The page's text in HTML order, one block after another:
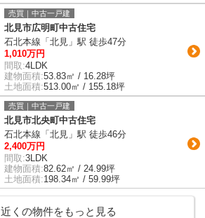
売買｜中古一戸建
北見市広明町中古住宅
石北本線「北見」駅 徒歩47分
1,010万円
間取:4LDK
建物面積:53.83㎡ / 16.28坪
土地面積:513.00㎡ / 155.18坪
売買｜中古一戸建
北見市北央町中古住宅
石北本線「北見」駅 徒歩46分
2,400万円
間取:3LDK
建物面積:82.62㎡ / 24.99坪
土地面積:198.34㎡ / 59.99坪
近くの物件をもっと見る